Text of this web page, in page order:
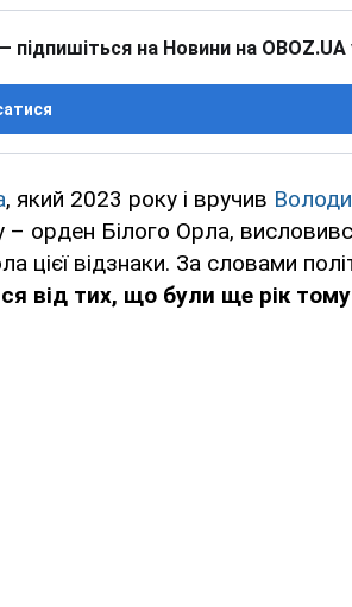
на Новини на OBOZ.UA
, який 2023 року і вручив
орден Білого Орла,
цієї відзнаки. За словами
від тих, що були ще рік тому